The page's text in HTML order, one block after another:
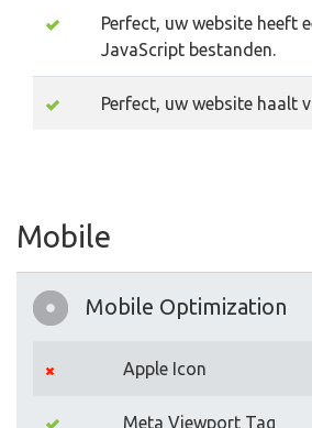
Perfect, uw website heeft
JavaScript bestanden.
Perfect, uw website haalt
Mobile
Mobile Optimization
Apple Icon
Meta Viewport Tag